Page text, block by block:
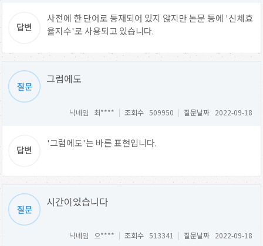
사전에 한 단어로 등재되어 있지 않지만 논문 등에 '신체효
율지수'로 사용되고 있습니다.
그럼에도
닉네임 최**** | 조회수 509950 | 질문날짜 2022-09-18
'그럼에도'는 바른 표현입니다.
시간이었습니다
닉네임 으**** | 조회수 513341 | 질문날짜 2022-09-18